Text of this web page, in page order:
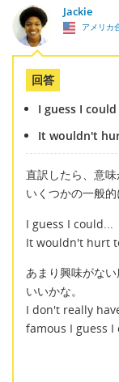
Jackie
アメリカ
回答
I guess I
It wouldn't
直訳したら、意
いくつかの一般
I guess I could...
It wouldn't hurt
あまり興味がな
いいかな。
I don't really
famous I guess